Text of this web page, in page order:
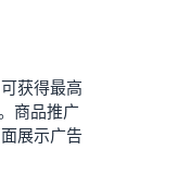
获得最高
商品推广
展示广告